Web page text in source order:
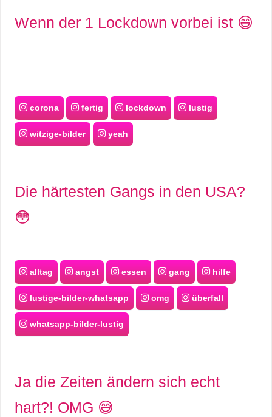
Wenn der 1 Lockdown vorbei ist 😄
corona fertig lockdown lustig
witzige-bilder yeah
Die härtesten Gangs in den USA?
😳
alltag angst essen gang hilfe
lustige-bilder-whatsapp omg überfall
whatsapp-bilder-lustig
Ja die Zeiten ändern sich echt
hart?! OMG 😅